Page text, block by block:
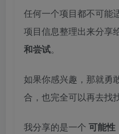
任何一个项目都不可能
项目信息整理出来分享
和尝试。
如果你感兴趣，那就勇
合，也完全可以再去找
我分享的是一个 可能性